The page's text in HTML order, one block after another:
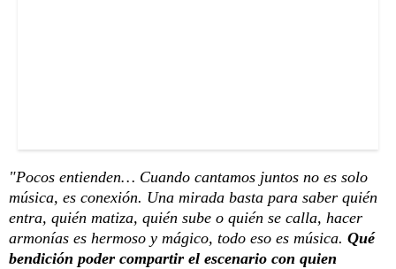
"Pocos entienden… Cuando cantamos juntos no es solo
música, es conexión. Una mirada basta para saber quién
entra, quién matiza, quién sube o quién se calla, hacer
armonías es hermoso y mágico, todo eso es música. Qué
bendición poder compartir el escenario con quien